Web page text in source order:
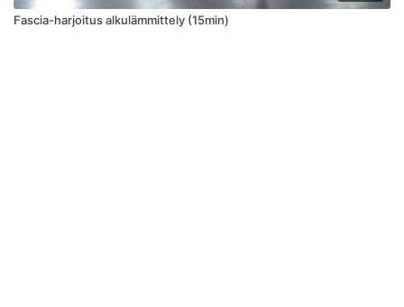
Fascia-harjoitus alkulämmittely (15min)